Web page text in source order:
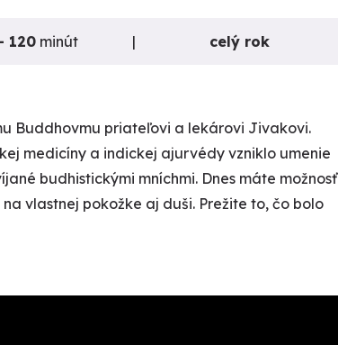
120 minút celý rok
Buddhovmu priateľovi a lekárovi Jivakovi.
medicíny a indickej ajurvédy vzniklo umenie
budhistickými mníchmi. Dnes máte možnosť
vlastnej pokožke aj duši. Prežite to, čo bolo